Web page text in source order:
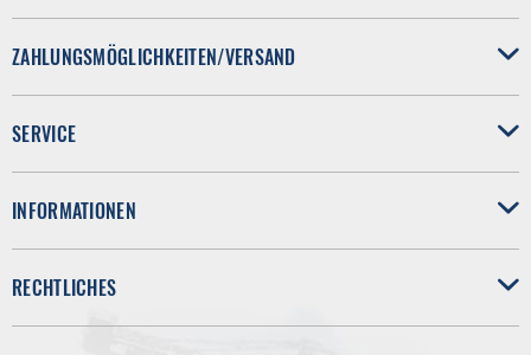
ZAHLUNGSMÖGLICHKEITEN/VERSAND
SERVICE
INFORMATIONEN
RECHTLICHES